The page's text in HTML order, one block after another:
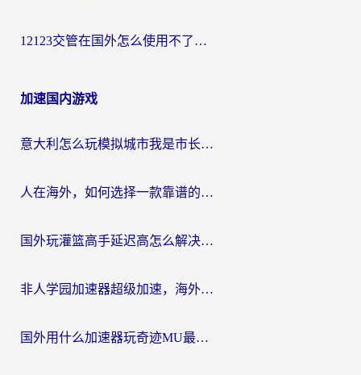
12123交管在国外怎么使用不了？海外华人必看的无缝访问国内资源指南
加速国内游戏
意大利怎么玩模拟城市我是市长？海外党国服游戏加速终极攻略（附三国3量子特攻解决办法）
人在海外，如何选择一款靠谱的玩剑灵2加速器？
国外玩灌篮高手延迟高怎么解决？海外玩家国服游戏加速终极指南
非人学园加速器超级加速，海外玩家重返国服的通行证
国外用什么加速器玩奇迹MU最好？2026海外玩家国服游戏加速全攻略